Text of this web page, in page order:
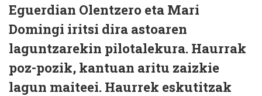
Eguerdian Olentzero eta Mari
Domingi iritsi dira astoaren
laguntzarekin pilotalekura. Haurrak
poz-pozik, kantuan aritu zaizkie
lagun maiteei. Haurrek eskutitzak